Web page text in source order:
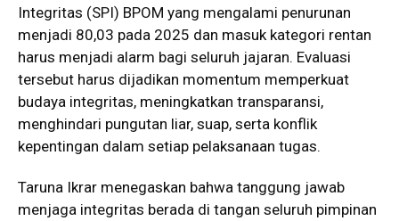
Integritas (SPI) BPOM yang mengalami penurunan
menjadi 80,03 pada 2025 dan masuk kategori rentan
harus menjadi alarm bagi seluruh jajaran. Evaluasi
tersebut harus dijadikan momentum memperkuat
budaya integritas, meningkatkan transparansi,
menghindari pungutan liar, suap, serta konflik
kepentingan dalam setiap pelaksanaan tugas.
Taruna Ikrar menegaskan bahwa tanggung jawab
menjaga integritas berada di tangan seluruh pimpinan